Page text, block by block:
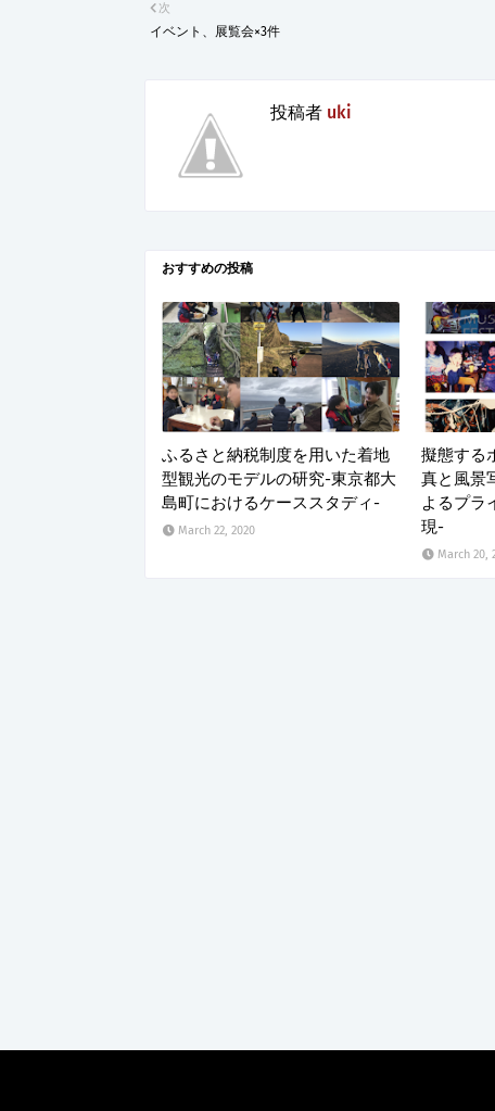
次
イベント、展覧会×3件
投稿者 uki
おすすめの投稿
ふるさと納税制度を用いた着地
型観光のモデルの研究-東京都大
島町におけるケーススタディ-
March 22, 2020
擬態する
真と風景
よるプラ
現-
March 20,